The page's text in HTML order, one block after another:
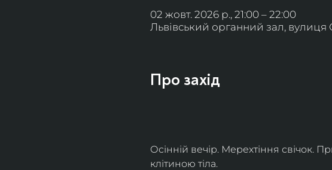
02 жовт. 2026 р., 21:00 – 22:00
Львівський органний зал, вулиця
Про захід
Осінній вечір. Мерехтіння свічок.
клітиною тіла.